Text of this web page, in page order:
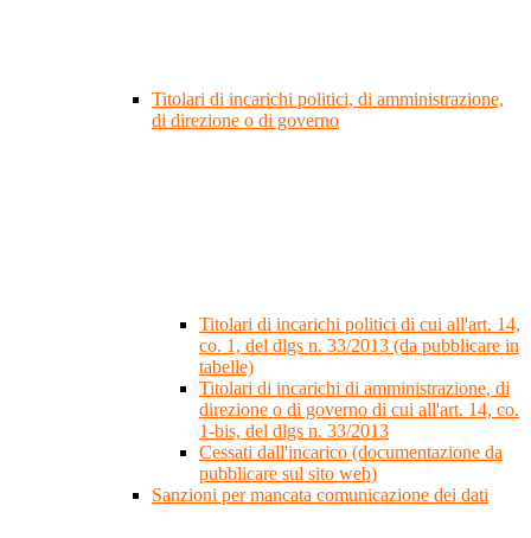
Titolari di incarichi politici, di amministrazione,
di direzione o di governo
Titolari di incarichi politici di cui all'art. 14,
co. 1, del dlgs n. 33/2013 (da pubblicare in
tabelle)
Titolari di incarichi di amministrazione, di
direzione o di governo di cui all'art. 14, co.
1-bis, del dlgs n. 33/2013
Cessati dall'incarico (documentazione da
pubblicare sul sito web)
Sanzioni per mancata comunicazione dei dati